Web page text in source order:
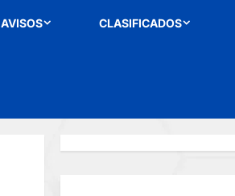
AVISOS CLASIFICADOS